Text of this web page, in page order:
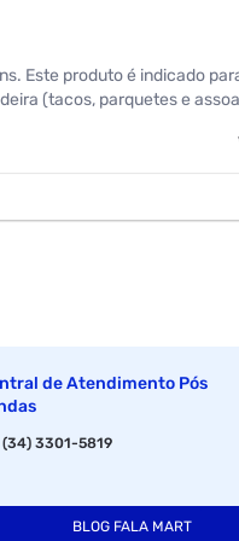
Este produto é indicado
(tacos, parquetes e
de Atendimento Pós
(34) 3301-5819
BLOG FALA MART